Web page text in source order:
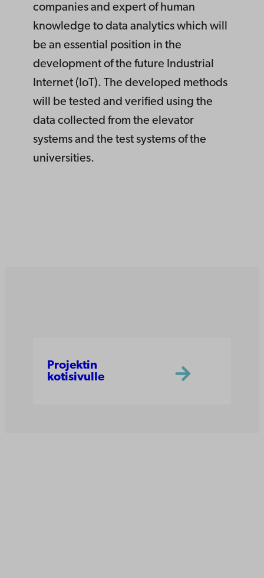
companies and expert of human
knowledge to data analytics which will
be an essential position in the
development of the future Industrial
Internet (IoT). The developed methods
will be tested and verified using the
data collected from the elevator
systems and the test systems of the
universities.
Projektin
kotisivulle